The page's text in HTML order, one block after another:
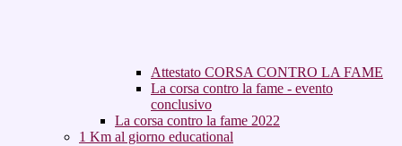
Attestato CORSA CONTRO LA FAME
La corsa contro la fame - evento
conclusivo
La corsa contro la fame 2022
1 Km al giorno educational